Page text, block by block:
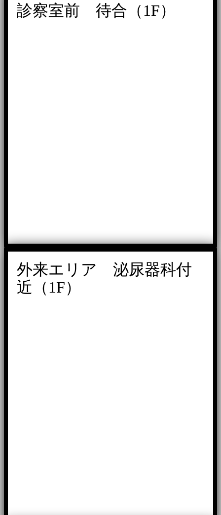
診察室前 待合（1F）
外来エリア 泌尿器科付
近（1F）